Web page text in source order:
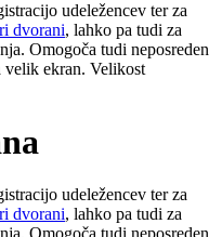
udeležencev ter za
dvorani, lahko pa tudi za
Omogoča tudi neposreden
velik ekran. Velikost
udeležencev ter za
dvorani, lahko pa tudi za
Omogoča tudi neposreden